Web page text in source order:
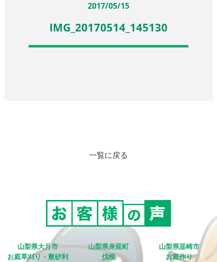
2017/05/15
IMG_20170514_145130
一覧に戻る
山梨県大月市
お庭草刈り・敷砂利
山梨県身延町
伐根
山梨県韮崎市
お庭作り